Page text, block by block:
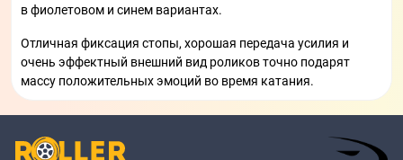
в фиолетовом и синем вариантах.
Отличная фиксация стопы, хорошая передача усилия и
очень эффектный внешний вид роликов точно подарят
массу положительных эмоций во время катания.